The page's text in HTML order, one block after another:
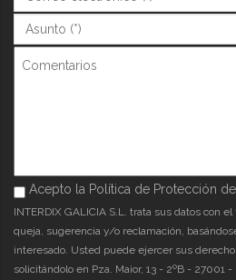
Asunto (*)*
Comentarios
Acepto la Política de Protección
Acepto la Política de Protección de
INTERDIX GALICIA S.L. trata sus datos con
queja, sugerencia y/o reclamación,
interesado. Usted puede ejercer sus
solicitándolo en Pza. Maior, 13 - 2ºB - 27001